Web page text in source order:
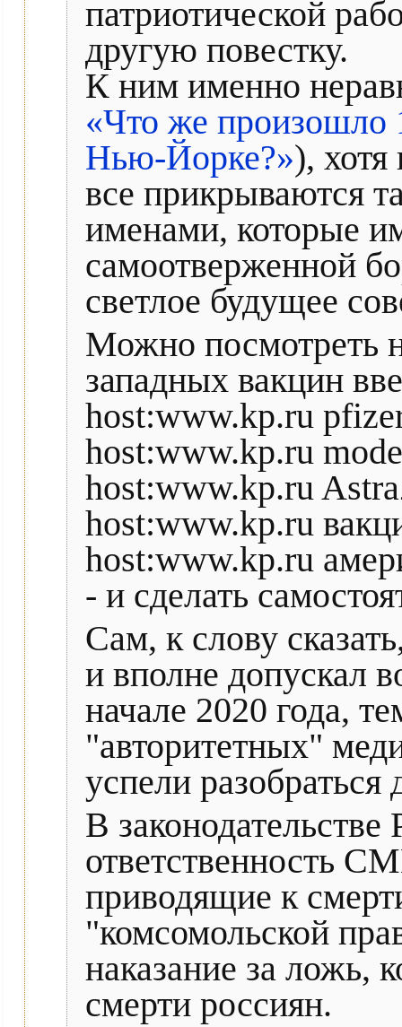
патриотической
другую повестку.
К ним именно
«Что же произошло
Нью-Йорке?»),
все прикрываются
именами, которые
самоотверженной
светлое будущее
Можно посмотреть
западных вакцин
host:www.kp.ru
host:www.kp.ru
host:www.kp.ru
host:www.kp.ru
host:www.kp.ru
- и сделать
Сам, к слову
и вполне допускал
начале 2020 года,
"авторитетных"
успели
В
ответственность
приводящие к
"комсомольской
наказание за ложь,
смерти россиян.